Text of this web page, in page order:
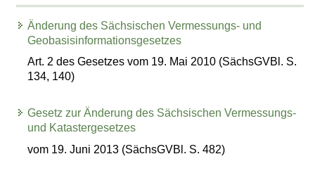
Änderung des Sächsischen Vermessungs- und
Geobasisinformationsgesetzes
Art. 2 des Gesetzes vom 19. Mai 2010 (SächsGVBl. S.
134, 140)
Gesetz zur Änderung des Sächsischen Vermessungs-
und Katastergesetzes
vom 19. Juni 2013 (SächsGVBl. S. 482)